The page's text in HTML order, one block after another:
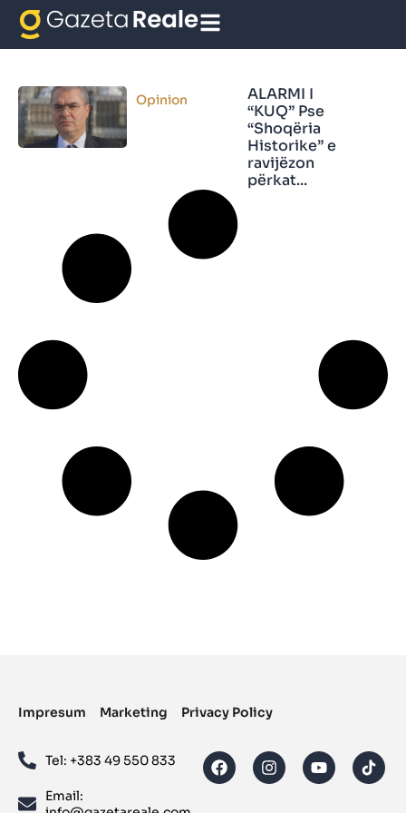
ALARMI I “KUQ”
Opinion
ALARMI I
“KUQ” Pse
“Shoqëria
Historike” e
ravijëzon
përkat...
Impresum Marketing Privacy Policy
Tel: ‪+383 49 550 833‬
Email: